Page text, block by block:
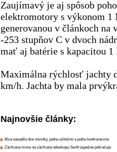
Zaujímavý je aj spôsob
elektromotory s výkonom 1
generovanou v článkoch na
-253 stupňov C v dvoch
mať aj batérie s kapacitou
Maximálna rýchlosť jachty
km/h. Jachta by mala
Najnovšie články:
Alza nasadila dve novinky, jednu užitočnú a jednu kontroverznú
Záchrana misie na záchranu teleskopu Swift úspešne pokračuje